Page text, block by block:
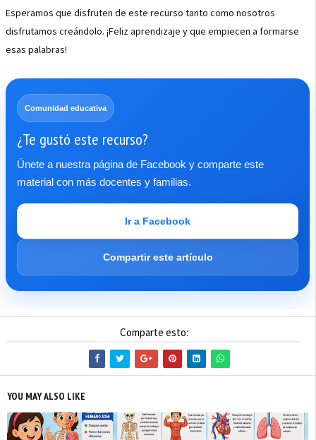
Esperamos que disfruten de este recurso tanto como nosotros
disfrutamos creándolo. ¡Feliz aprendizaje y que empiecen a formarse
esas palabras!
Comunidad educativa
¿Te gustó este recurso?
Únete a nuestra página de Facebook y comparte este
material con más docentes y familias.
Ir a Facebook
Compartir este artículo
Comparte esto:
YOU MAY ALSO LIKE